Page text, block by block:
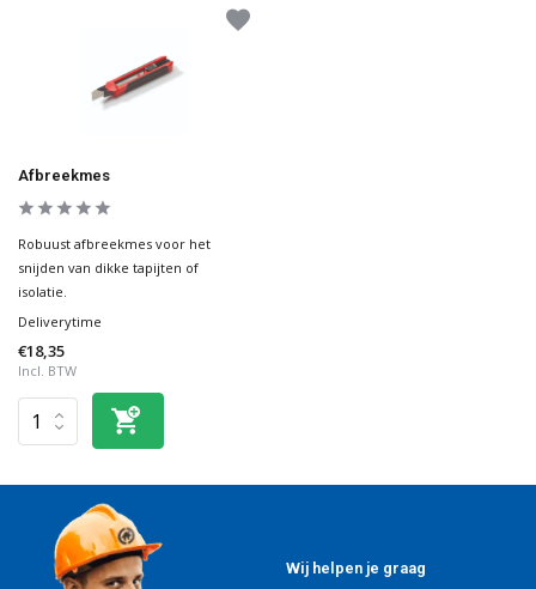
Afbreekmes
Robuust afbreekmes voor het
snijden van dikke tapijten of
isolatie.
Deliverytime
€18,35
Incl. BTW
Wij helpen je graag